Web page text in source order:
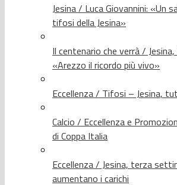
Jesina / Luca Giovannini: «Un
tifosi della Jesina»
Il centenario che verrà /
«Arezzo il ricordo più vivo»
Eccellenza / Tifosi – Jesina,
Calcio / Eccellenza e
di Coppa Italia
Eccellenza / Jesina, terza
aumentano i carichi